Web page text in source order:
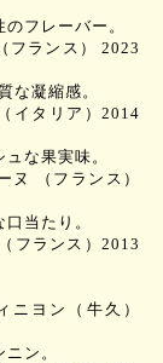
フレーバー。
（フランス）
2023
な凝縮感。
ア）2014
な果実味。
ヌ
（フランス）
当たり。
（フランス）2013
ニヨン
（牛久）
ン。